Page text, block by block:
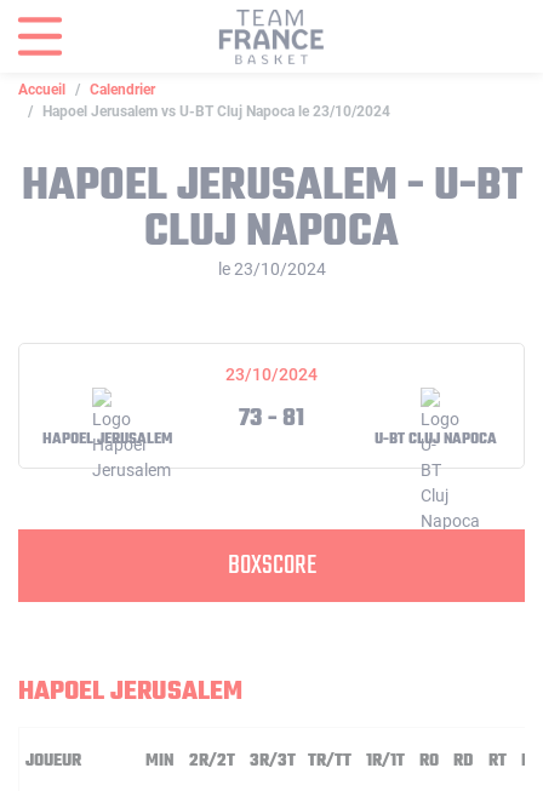
Accueil
Calendrier
Hapoel Jerusalem vs U-BT Cluj Napoca le 23/10/2024
HAPOEL JERUSALEM - U-BT
CLUJ NAPOCA
le 23/10/2024
23/10/2024
HAPOEL JERUSALEM
73 - 81
U-BT CLUJ NAPOCA
BOXSCORE
HAPOEL JERUSALEM
JOUEUR MIN 2R/2T 3R/3T TR/TT 1R/1T RO RD RT PD
Panneau de gestion des cookies